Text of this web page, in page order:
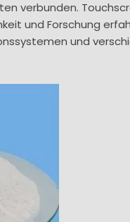
verbunden.
und Forschung
und